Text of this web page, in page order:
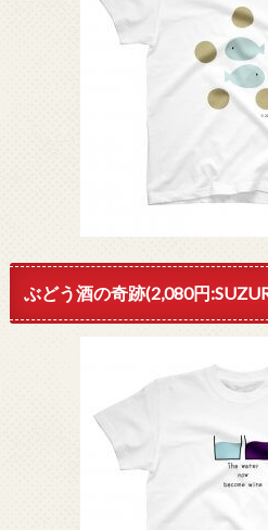
ぶどう酒の奇跡(2,080円